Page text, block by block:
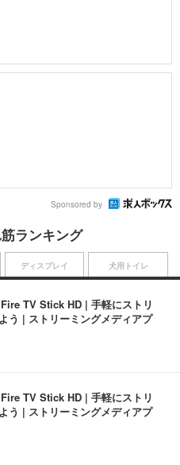
Sponsored by
ランキング
TV Stick HD | 手軽にストリ
う | ストリーミングメディアプ
TV Stick HD | 手軽にストリ
う | ストリーミングメディアプ
ディスプレイ 犬用トイレ